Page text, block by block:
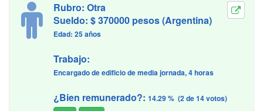
Rubro: Otra
Sueldo: $ 370000 pesos (Argentina)
Edad: 25 años
Trabajo:
Encargado de edificio de media jornada, 4 horas
¿Bien remunerado?: 14.29 % (2 de 14 votos)